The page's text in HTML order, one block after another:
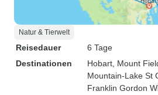
Natur & Tierwelt
Reisedauer
6 Tage
Destinationen
Hobart , Mount
Mountain-Lake St
Franklin Gordon